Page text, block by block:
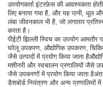
उपयोगकर्ता इंटरफ़ेस की आवश्यकता
लिए बनाया गया है, और यह पानी, धूल
लंबा जीवनकाल भी है, जो लगातार
करता है।
पीईटी झिल्ली स्विच का उपयोग आमतौर
घरेलू उपकरण, औद्योगिक उपकरण,
जैसे उत्पादों में प्रयोग किया जाता
मशीनरी और स्वचालन प्रणालियों जैसे
जैसे उपकरणों में प्रयोग किया जाता
डैशबोर्ड नियंत्रण और अन्य प्रणालियों में